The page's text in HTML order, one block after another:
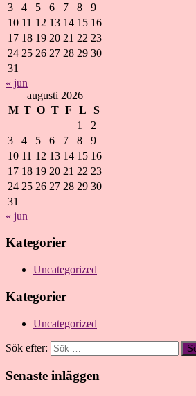
3
4 5 6 7 8
9
10 11 12 13 14 15 16
17 18 19 20 21 22 23
24 25 26 27 28 29 30
31
« jun
augusti 2026
M T O T F L
S
1
2
3
4 5 6 7 8
9
10 11 12 13 14 15 16
17 18 19 20 21 22 23
24 25 26 27 28 29 30
31
« jun
Kategorier
Uncategorized
Kategorier
Uncategorized
Sök efter:
Senaste inläggen